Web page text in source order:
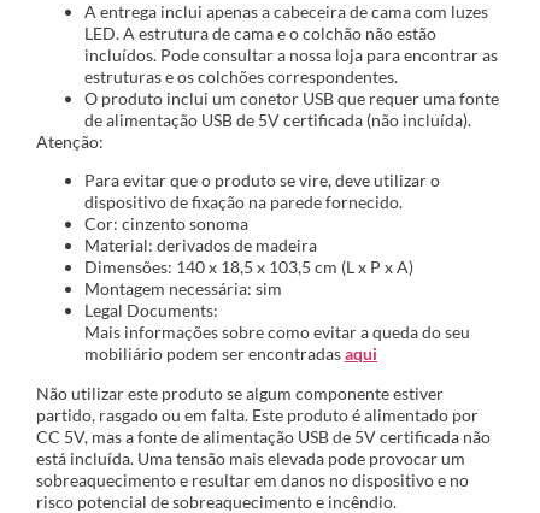
A entrega inclui apenas a cabeceira de cama com luzes
LED. A estrutura de cama e o colchão não estão
incluídos. Pode consultar a nossa loja para encontrar as
estruturas e os colchões correspondentes.
O produto inclui um conetor USB que requer uma fonte
de alimentação USB de 5V certificada (não incluída).
Atenção:
Para evitar que o produto se vire, deve utilizar o
dispositivo de fixação na parede fornecido.
Cor: cinzento sonoma
Material: derivados de madeira
Dimensões: 140 x 18,5 x 103,5 cm (L x P x A)
Montagem necessária: sim
Legal Documents:
Mais informações sobre como evitar a queda do seu
mobiliário podem ser encontradasaqui
Não utilizar este produto se algum componente estiver
partido, rasgado ou em falta. Este produto é alimentado por
CC 5V, mas a fonte de alimentação USB de 5V certificada não
está incluída. Uma tensão mais elevada pode provocar um
sobreaquecimento e resultar em danos no dispositivo e no
risco potencial de sobreaquecimento e incêndio.